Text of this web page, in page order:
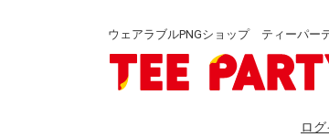
ウェアラブルPNGショップ ティーパー
ロ